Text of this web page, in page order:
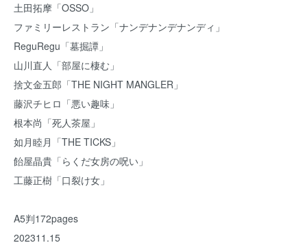
土田拓摩「OSSO」
ファミリーレストラン「ナンデナンデナンディ」
ReguRegu「墓掘譚」
山川直人「部屋に棲む」
捨文金五郎「THE NIGHT MANGLER」
藤沢チヒロ「悪い趣味」
根本尚「死人茶屋」
如月睦月「THE TICKS」
飴屋晶貴「らくだ女房の呪い」
工藤正樹「口裂け女」
A5判172pages
202311.15